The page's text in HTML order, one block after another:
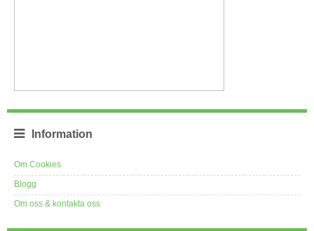
Information
Om Cookies
Blogg
Om oss & kontakta oss